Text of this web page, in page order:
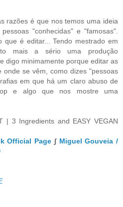
razões é que nos temos uma ideia
"conhecidas" e "famosas".
que é editar... Tendo mestrado em
mais a sério uma produção
digo minimamente porque editar as
onde se vêm, como dizes "pessoas
em que há um claro abuso de
e algo que nos mostre uma
| 3 Ingredients and EASY VEGAN
Official Page ∫ Miguel Gouveia /